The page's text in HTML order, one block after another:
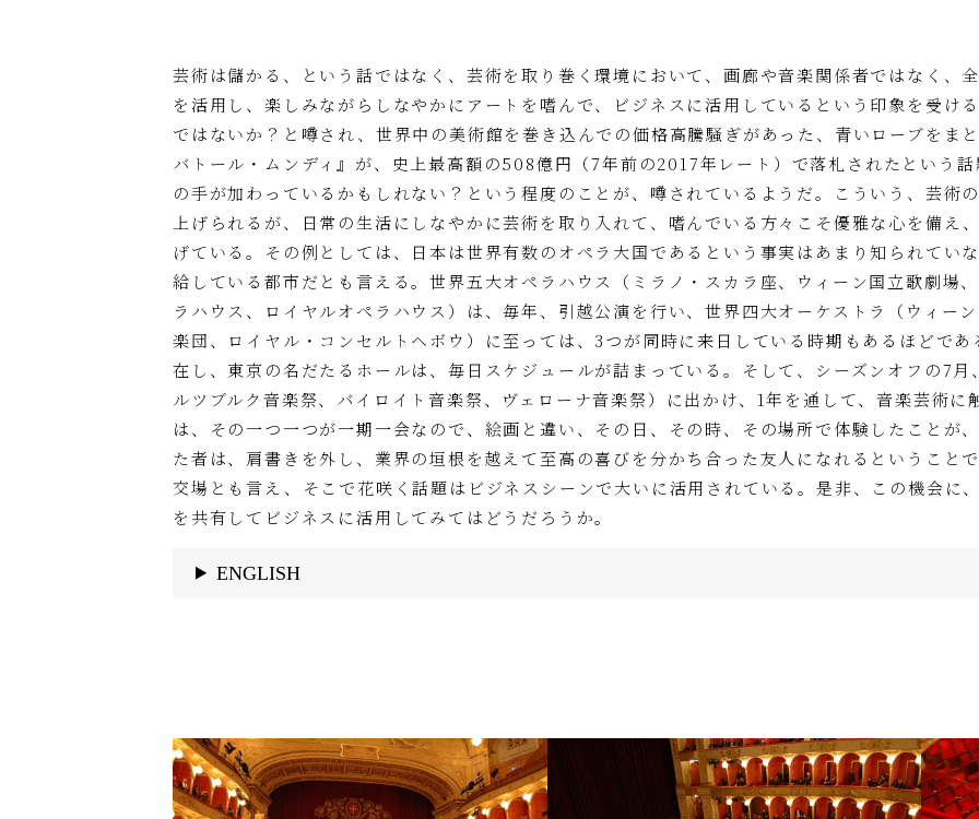
芸術は儲かる、という話ではなく、芸術を取り巻く環境において、画廊や音楽関係者ではなく、
を活用し、楽しみながらしなやかにアートを嗜んで、ビジネスに活用しているという印象を受け
ではないか？と噂され、世界中の美術館を巻き込んでの価格高騰騒ぎがあった、青いローブをま
バトール・ムンディ』が、史上最高額の508億円（7年前の2017年レート）で落札されたという
の手が加わっているかもしれない？という程度のことが、噂されているようだ。こういう、芸術
上げられるが、日常の生活にしなやかに芸術を取り入れて、嗜んでいる方々こそ優雅な心を備え
げている。その例としては、日本は世界有数のオペラ大国であるという事実はあまり知られてい
給している都市だとも言える。世界五大オペラハウス（ミラノ・スカラ座、ウィーン国立歌劇場
ラハウス、ロイヤルオペラハウス）は、毎年、引越公演を行い、世界四大オーケストラ（ウィー
楽団、ロイヤル・コンセルトヘボウ）に至っては、3つが同時に来日している時期もあるほどで
在し、東京の名だたるホールは、毎日スケジュールが詰まっている。そして、シーズンオフの7
ルツブルク音楽祭、バイロイト音楽祭、ヴェローナ音楽祭）に出かけ、1年を通して、音楽芸術
は、その一つ一つが一期一会なので、絵画と違い、その日、その時、その場所で体験したことが
た者は、肩書きを外し、業界の垣根を越えて至高の喜びを分かち合った友人になれるということ
交場とも言え、そこで花咲く話題はビジネスシーンで大いに活用されている。是非、この機会に
を共有してビジネスに活用してみてはどうだろうか。
ENGLISH